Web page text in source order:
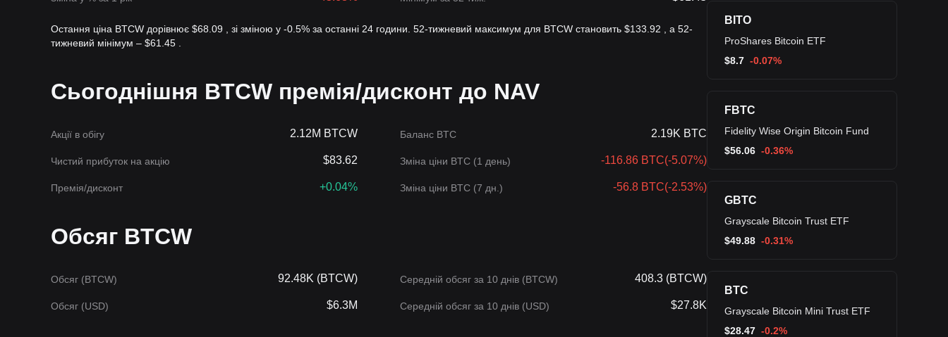
Остання ціна BTCW дорівнює $68.09 , зі зміною у -0.5% за останні 24 години. 52-тижневий максимум для BTCW становить $133.92 , а 52-
тижневий мінімум – $61.45 .
Сьогоднішня BTCW премія/дисконт до NAV
Акції в обігу 2.12M BTCW Баланс BTC 2.19K BTC
Чистий прибуток на акцію $83.62 Зміна ціни BTC (1 день) -116.86 BTC(-5.07%)
Премія/дисконт +0.04% Зміна ціни BTC (7 дн.) -56.8 BTC(-2.53%)
Обсяг BTCW
Обсяг (BTCW) 92.48K (BTCW) Середній обсяг за 10 днів (BTCW) 408.3 (BTCW)
Обсяг (USD) $6.3M Середній обсяг за 10 днів (USD) $27.8K
BITO
ProShares Bitcoin ETF
$8.7 -0.07%
FBTC
Fidelity Wise Origin Bitcoin Fund
$56.06 -0.36%
GBTC
Grayscale Bitcoin Trust ETF
$49.88 -0.31%
BTC
Grayscale Bitcoin Mini Trust ETF
$28.47 -0.2%